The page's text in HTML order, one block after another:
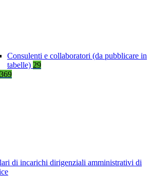
Consulenti e collaboratori (da pubblicare in
tabelle) 29
369
di incarichi dirigenziali amministrativi di